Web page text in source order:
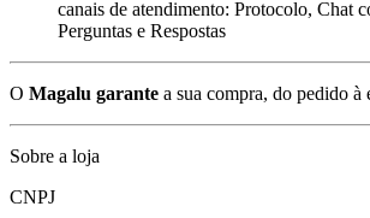
canais de atendimento: Protocolo, Chat
Perguntas e Respostas
O Magalu garante a sua compra, do pedido à
Sobre a loja
CNPJ